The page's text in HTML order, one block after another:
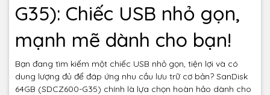
G35): Chiếc USB nhỏ gọn,
mạnh mẽ dành cho bạn!
Bạn đang tìm kiếm một chiếc USB nhỏ gọn, tiện lợi và có
dung lượng đủ để đáp ứng nhu cầu lưu trữ cơ bản? SanDisk
64GB (SDCZ600-G35) chính là lựa chọn hoàn hảo dành cho